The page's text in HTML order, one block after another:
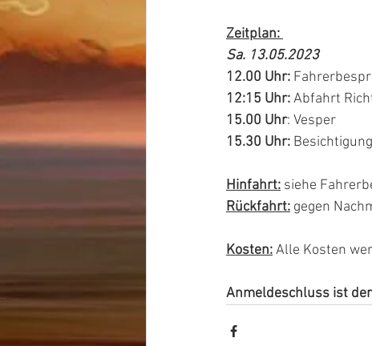
Zeitplan:
Sa. 13.05.2023
12.00 Uhr:
12:15 Uhr: Abfahrt
15.00 Uhr: Vesper
15.30 Uhr:
Hinfahrt: siehe
Rückfahrt: gegen
Kosten:Alle Kosten
Anmeldeschluss ist